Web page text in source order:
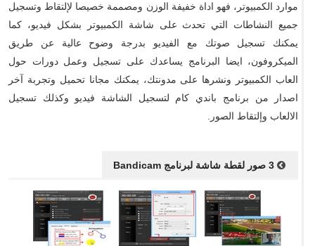
موارد الكمبيوتر، فهو اداة خفيفة الوزن ومصممة خصيصا لإلتقاط وتسجيل
جميع النشاطات التي تحدث على شاشة الكمبيوتر بشكل فيديو، كما
يمكنك تسجيل صوتك مع الفيديو بدرجة وضوح عالية عن طريق
الميكروفون، ايضا البرنامج يساعدك على تسجيل وعمل دورات حول
العاب الكمبيوتر ونشرها على مدونتك، يمكنك مجانا تحميل وتجربة آخر
اصدار من برنامج باندي كام لتسجيل الشاشة فيديو وكذلك تسجيل
الالعاب وإلتقاط الصور.
3 صور لقطة شاشة لبرنامج Bandicam